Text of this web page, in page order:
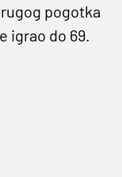
pogotka
igrao do 69.